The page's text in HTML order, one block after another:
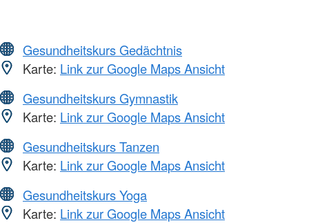
Gesundheitskurs Gedächtnis
Karte: Link zur Google Maps Ansicht
Gesundheitskurs Gymnastik
Karte: Link zur Google Maps Ansicht
Gesundheitskurs Tanzen
Karte: Link zur Google Maps Ansicht
Gesundheitskurs Yoga
Karte: Link zur Google Maps Ansicht